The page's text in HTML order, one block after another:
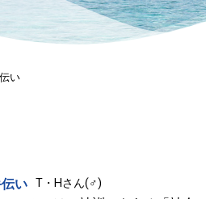
い
い T・Hさん(♂)